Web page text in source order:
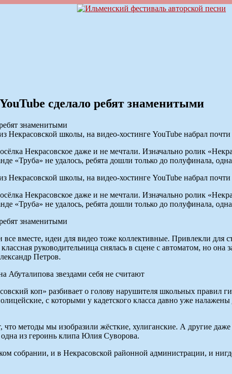
сделало ребят знаменитыми
Некрасовской школы, на видео-хостинге YouTube набрал
Некрасовское даже и не мечтали. Изначально ролик
«Труба» не удалось, ребята дошли только до полуфинала,
Некрасовской школы, на видео-хостинге YouTube набрал
Некрасовское даже и не мечтали. Изначально ролик
«Труба» не удалось, ребята дошли только до полуфинала,
вместе, идеи для видео тоже коллективные. Привлекли для
руководительница снялась в сцене с автоматом, но
Петров.
звездами себя не считают
коп» разбивает о голову нарушителя школьных правил
с которыми у кадетского класса давно уже
методы мы изобразили жёсткие, хулиганские. А другие
из героинь клипа Юлия Суворова.
собрании, и в Некрасовской районной администрации, и